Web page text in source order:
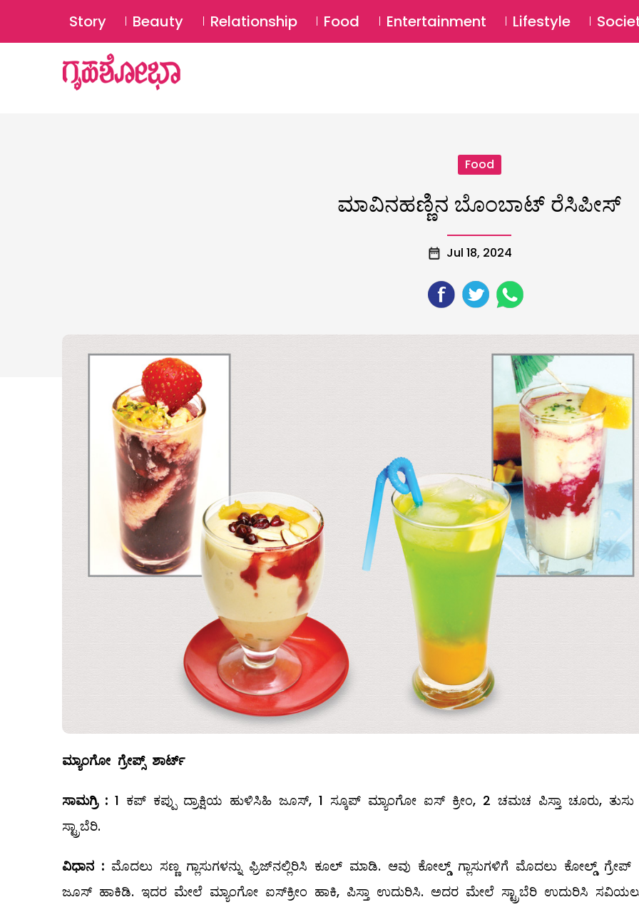
Story Beauty Relationship Food Entertainment Lifestyle
Food
ಮಾವಿನಹಣ್ಣಿನ ಬೊಂಬಾಟ್ ರೆಸಿಪೀಸ್
Jul 18, 2024
ಮ್ಯಾಂಗೋ ಗ್ರೇಪ್ಸ್ ಶಾರ್ಟ್
ಸಾಮಗ್ರಿ: 1 ಕಪ್‌ ಕಪ್ಪು ದ್ರಾಕ್ಷಿಯ ಹುಳಿಸಿಹಿ ಜೂಸ್‌, 1 ಸ್ಕೂಪ್‌ ಮ್ಯಾಂಗೋ ಐಸ್‌ ಕ್ರೀಂ, 2 ಚಮಚ ಪಿಸ್ತಾ ಚೂರು, ತುಸು
ಸ್ಟ್ರಾಬೆರಿ.
ವಿಧಾನ : ಮೊದಲು ಸಣ್ಣ ಗ್ಲಾಸುಗಳನ್ನು ಫ್ರಿಜ್‌ನಲ್ಲಿರಿಸಿ ಕೂಲ್ ‌ಮಾಡಿ. ಆವು ಕೋಲ್ಡ್ ಗ್ಲಾಸುಗಳಿಗೆ ಮೊದಲು ಕೋಲ್ಡ್ ಗ್ರೇಪ್
ಜೂಸ್‌ ಹಾಕಿಡಿ. ಇದರ ಮೇಲೆ ಮ್ಯಾಂಗೋ ಐಸ್‌ಕ್ರೀಂ ಹಾಕಿ, ಪಿಸ್ತಾ ಉದುರಿಸಿ. ಅದರ ಮೇಲೆ ಸ್ಟ್ರಾಬೆರಿ ಉದುರಿಸಿ